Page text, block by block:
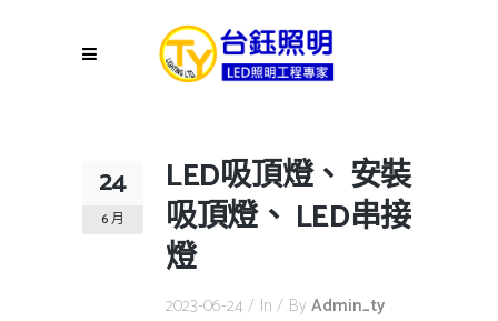
24
6 月
LED吸頂燈、 安裝
吸頂燈、 LED串接
燈
2023-06-24 In By Admin_ty